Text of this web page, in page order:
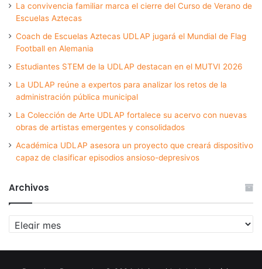
La convivencia familiar marca el cierre del Curso de Verano de
Escuelas Aztecas
Coach de Escuelas Aztecas UDLAP jugará el Mundial de Flag
Football en Alemania
Estudiantes STEM de la UDLAP destacan en el MUTVI 2026
La UDLAP reúne a expertos para analizar los retos de la
administración pública municipal
La Colección de Arte UDLAP fortalece su acervo con nuevas
obras de artistas emergentes y consolidados
Académica UDLAP asesora un proyecto que creará dispositivo
capaz de clasificar episodios ansioso-depresivos
Archivos
Archivos